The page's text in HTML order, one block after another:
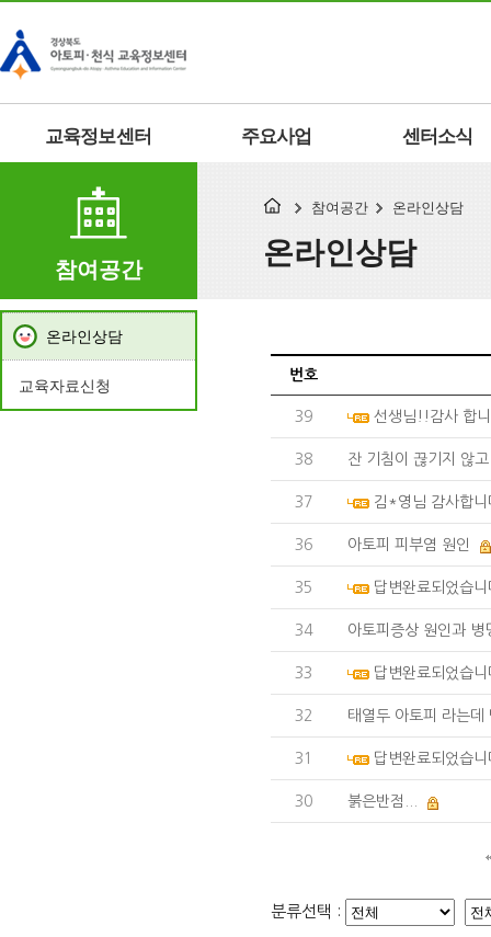
교육정보센터 주요사업 센터소식
참여공간
참여공간 온라인상담
온라인상담
온라인상담
교육자료신청
번호
39 선생님!!감사 합
38 잔 기침이 끊기지 않
37 김*영님 감사합니
36 아토피 피부염 원인
35 답변완료되었습니
34 아토피증상 원인과 병
33 답변완료되었습니
32 태열두 아토피 라는데
31 답변완료되었습니
30 붉은반점...
분류선택 :